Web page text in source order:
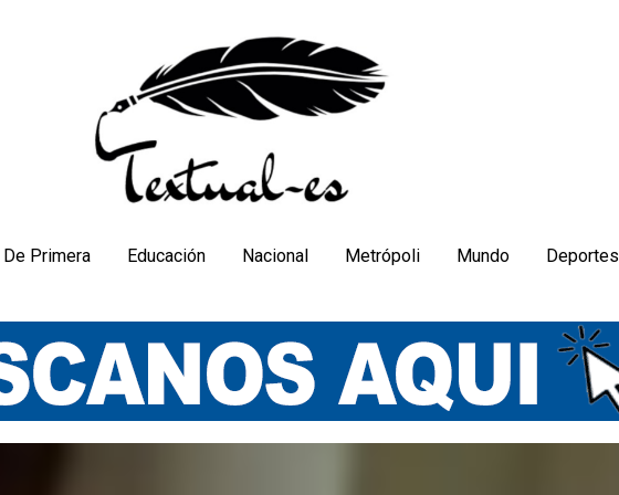
De Primera Educación Nacional Metrópoli Mundo Deportes